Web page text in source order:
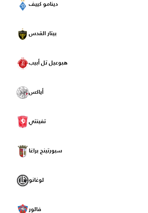
دينامو كييف
بيتار القدس
هبوعيل تل أبيب
أياكس
تفينتي
سبورتينج براغا
لوغانو
فالور